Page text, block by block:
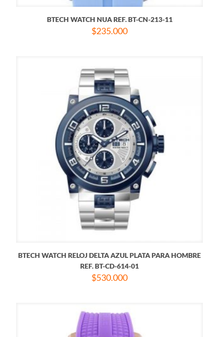
BTECH WATCH NUA REF. BT-CN-213-11
$235.000
BTECH WATCH RELOJ DELTA AZUL PLATA PARA HOMBRE
REF. BT-CD-614-01
$530.000